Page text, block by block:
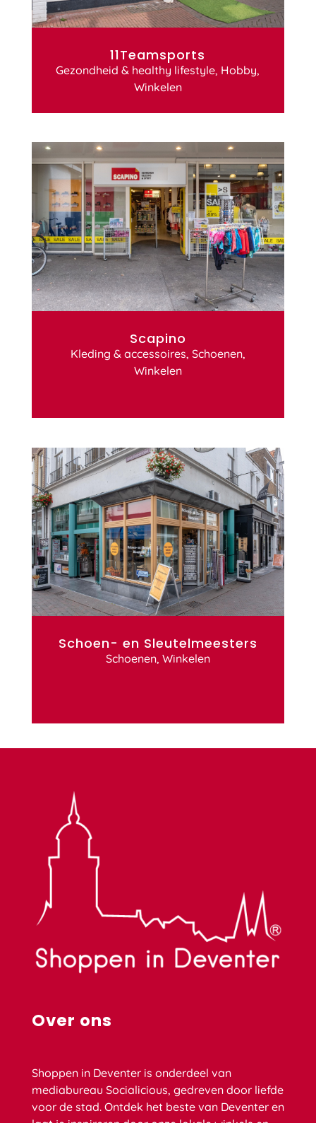
11Teamsports
Gezondheid & healthy lifestyle, Hobby,
Winkelen
Scapino
Kleding & accessoires, Schoenen,
Winkelen
Schoen- en Sleutelmeesters
Schoenen, Winkelen
Over ons
Shoppen in Deventer is onderdeel van
mediabureau Socialicious, gedreven door liefde
voor de stad. Ontdek het beste van Deventer en